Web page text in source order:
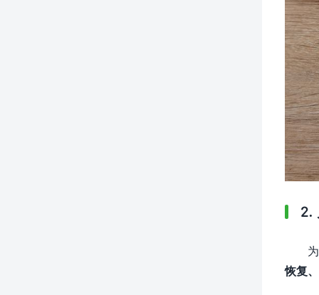
2.
恢复